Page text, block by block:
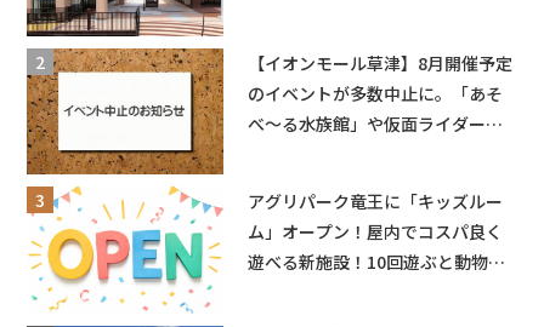
【イオンモール草津】8月開催予定
のイベントが多数中止に。「あそ
べ〜る水族館」や仮面ライダーシ
アグリパーク竜王に「キッズルー
ム」オープン！屋内でコスパ良く
遊べる新施設！10回遊ぶと動物触